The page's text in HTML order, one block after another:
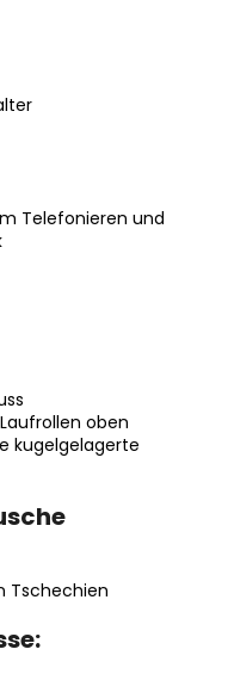
Telefonieren und
oben
kugelgelagerte
Tschechien